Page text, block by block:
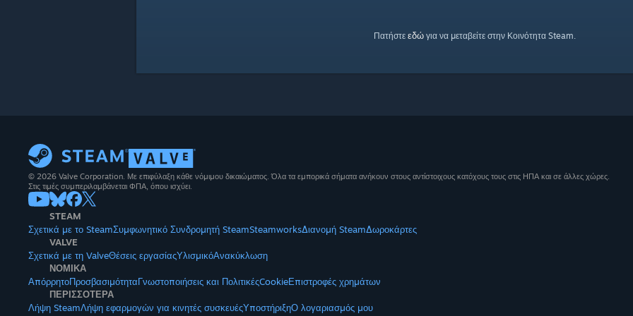
Πατήστε εδώ για να μεταβείτε στην Κοινότητα Steam.
© 2026 Valve Corporation. Με επιφύλαξη κάθε νόμιμου δικαιώματος. Όλα τα εμπορικά σήματα ανήκουν στους αντίστοιχους κατόχους τους στις ΗΠΑ και σε άλλες χώρες.
Στις τιμές συμπεριλαμβάνεται ΦΠΑ, όπου ισχύει.
STEAM
Σχετικά με το SteamΣυμφωνητικό Συνδρομητή SteamSteamworksΔιανομή SteamΔωροκάρτες
VALVE
Σχετικά με τη ValveΘέσεις εργασίαςΥλισμικόΑνακύκλωση
ΝΟΜΙΚΑ
ΑπόρρητοΠροσβασιμότηταΓνωστοποιήσεις και ΠολιτικέςCookieΕπιστροφές χρημάτων
ΠΕΡΙΣΣΟΤΕΡΑ
Λήψη SteamΛήψη εφαρμογών για κινητές συσκευέςΥποστήριξηΟ λογαριασμός μου